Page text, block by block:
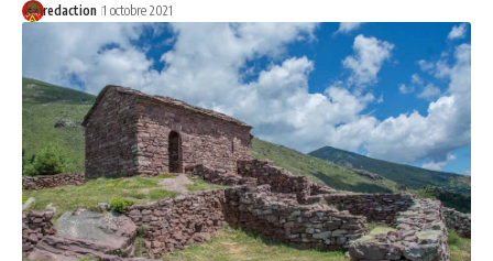
redaction 1 octobre 2021